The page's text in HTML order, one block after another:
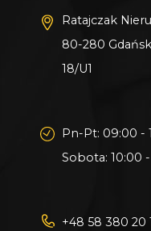
pod inwestycję.
Wszystkie nasze
ubezpieczeniem
Specjalną.
Ratajczak
80-280
18/U1
Pn-Pt: 09:00 -
Sobota: 10:00
+48 58 380 20